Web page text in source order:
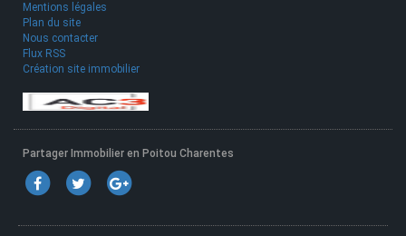
Mentions légales
Plan du site
Nous contacter
Flux RSS
Création site immobilier
Partager Immobilier en Poitou Charentes